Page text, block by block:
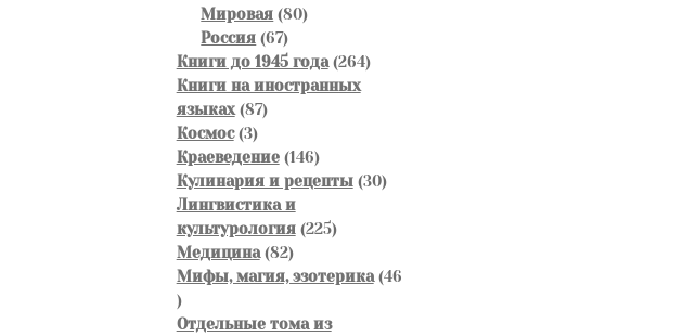
товаров
Мировая 8080
Россия 6767
товаров
Книги до 1945 года 264264
Книги на иностранных
языках 8787
Космос 33
товара
Краеведение 146146
товаров
Кулинария и рецепты 3030
Лингвистика и
культурология 225225
Медицина 8282
товара
Мифы, магия, эзотерика 46
46
товаров
Отдельные тома из